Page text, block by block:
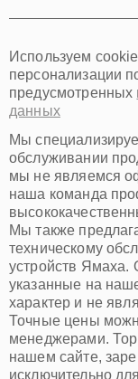
Омск
Красноярск
Пермь
Ульяновск
Киров
Архангельск
Астрахань
Белгород
Благовещенск
Брянск
Владивосток
Владикавказ
Владимир
Волжский
Вологда
Грозный
Иваново
Используем
персонализации
предусмотренных
данных
Мы
обслуживании
мы не являемся
наша команда
Мы также
техническому
устройств Ямаха.
указанные на
характер и не
Точные цены
менеджерами.
нашем сайте,
исключительно